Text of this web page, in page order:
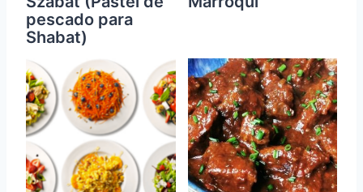
pescado para
Shabat)